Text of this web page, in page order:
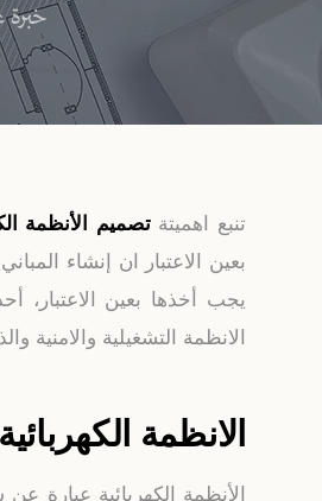
خبرة
تنبع اهميتةتصميم الأنظمة
بعين الاعتبار ان إنشاء
يجب أخذها بعين الاعتبار،
الانظمة التشغيلية
الانظمة
الأنظمة الكهربائية عبارة